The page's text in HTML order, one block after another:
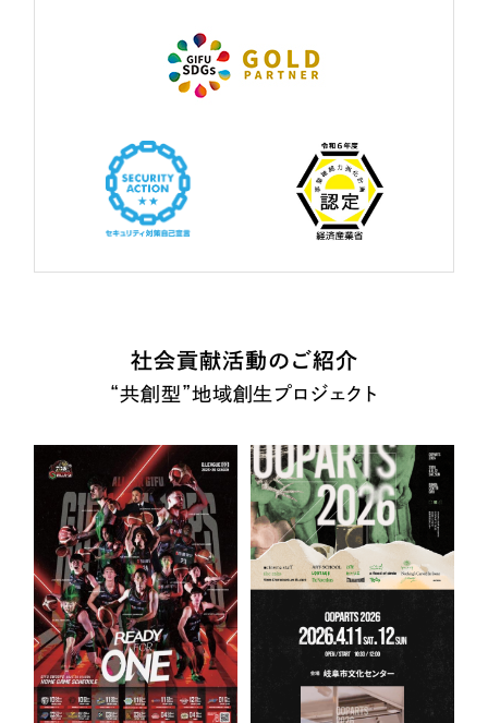
社会貢献活動のご紹介
“共創型”地域創生プロジェクト